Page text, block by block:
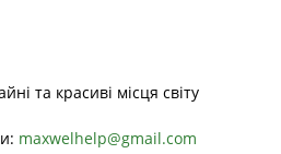
та красиві місця світу
maxwelhelp@gmail.com